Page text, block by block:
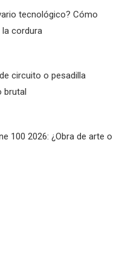
tecnológico? Cómo
la cordura
circuito o pesadilla
brutal
100 2026: ¿Obra de arte o